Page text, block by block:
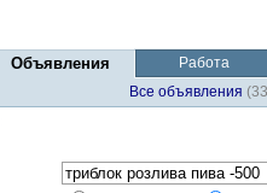
Объявления
Работа
Все объявления